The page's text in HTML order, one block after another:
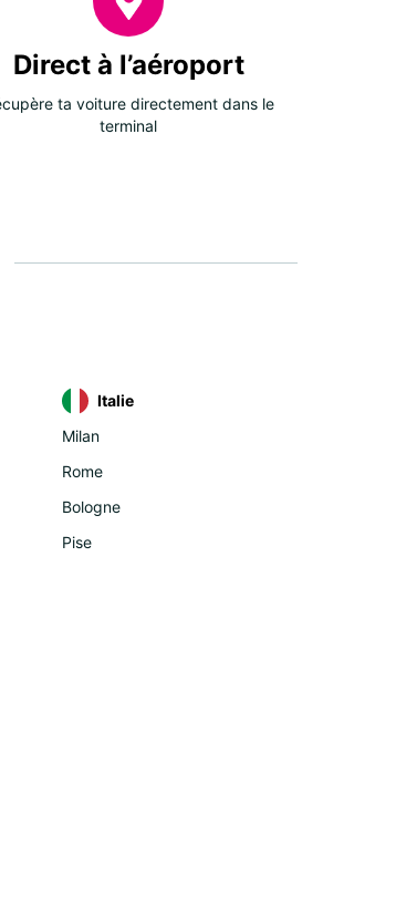
Direct à l’aéroport
ta voiture directement dans le
terminal
Italie
Milan
Rome
Bologne
Pise